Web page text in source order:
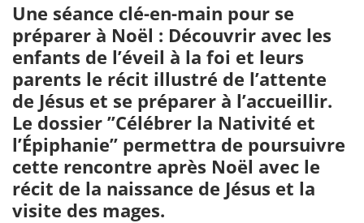
Une séance clé-en-main pour se
préparer à Noël : Découvrir avec les
enfants de l’éveil à la foi et leurs
parents le récit illustré de l’attente
de Jésus et se préparer à l’accueillir.
Le dossier ’’Célébrer la Nativité et
l’Épiphanie’’ permettra de poursuivre
cette rencontre après Noël avec le
récit de la naissance de Jésus et la
visite des mages.